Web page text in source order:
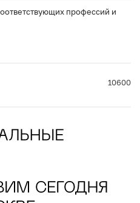
профессий и
10600